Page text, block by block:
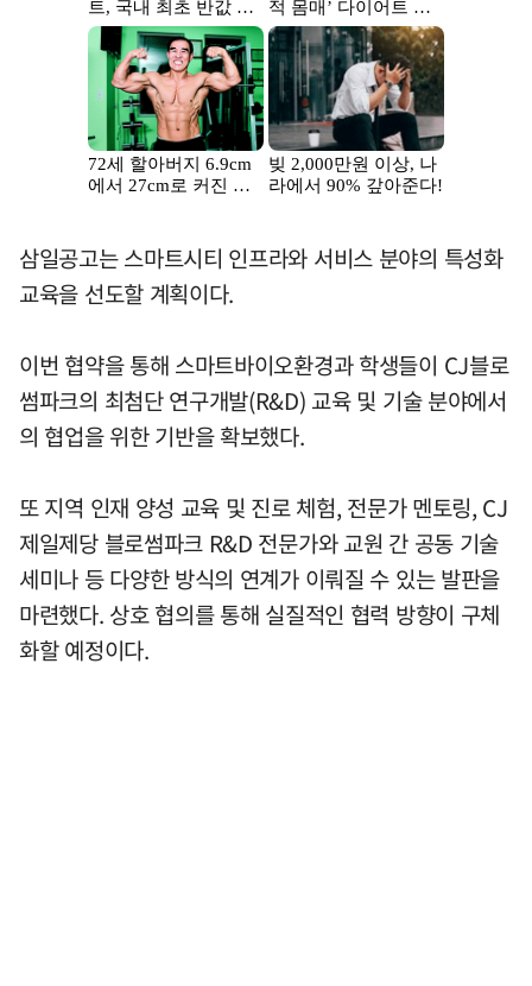
삼일공고는 스마트시티 인프라와 서비스 분야의 특성화
교육을 선도할 계획이다.
이번 협약을 통해 스마트바이오환경과 학생들이 CJ블로
썸파크의 최첨단 연구개발(R&D) 교육 및 기술 분야에서
의 협업을 위한 기반을 확보했다.
또 지역 인재 양성 교육 및 진로 체험, 전문가 멘토링, CJ
제일제당 블로썸파크 R&D 전문가와 교원 간 공동 기술
세미나 등 다양한 방식의 연계가 이뤄질 수 있는 발판을
마련했다. 상호 협의를 통해 실질적인 협력 방향이 구체
화할 예정이다.